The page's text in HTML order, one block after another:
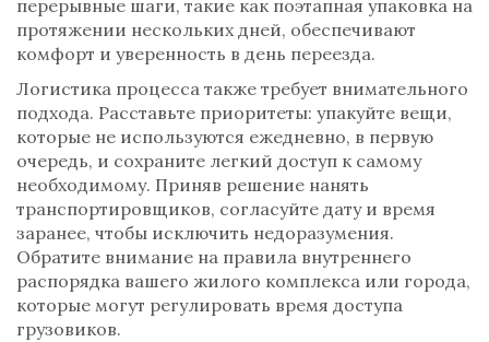
перерывные шаги, такие как поэтапная упаковка на
протяжении нескольких дней, обеспечивают
комфорт и уверенность в день переезда.
Логистика процесса также требует внимательного
подхода. Расставьте приоритеты: упакуйте вещи,
которые не используются ежедневно, в первую
очередь, и сохраните легкий доступ к самому
необходимому. Приняв решение нанять
транспортировщиков, согласуйте дату и время
заранее, чтобы исключить недоразумения.
Обратите внимание на правила внутреннего
распорядка вашего жилого комплекса или города,
которые могут регулировать время доступа
грузовиков.